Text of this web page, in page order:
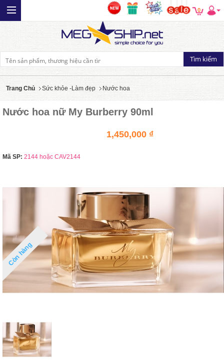
0
Trang Chủ Sức khỏe -Làm đẹp Nước hoa
Nước hoa nữ My Burberry 90ml
1,450,000 ₫
Mã SP: 2144 hoặc CAV2144
Còn hàng